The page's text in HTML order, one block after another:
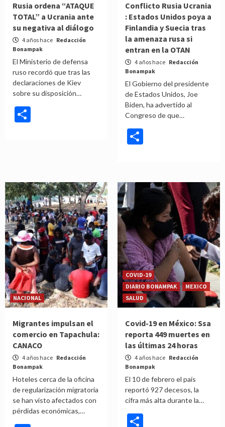
Rusia ordena “ATAQUE
TOTAL” a Ucrania ante
su negativa al diálogo
4 años hace Redacción
Bonampak
El Ministerio de defensa
ruso recordó que tras las
declaraciones de Kiev
sobre su disposición…
Conflicto Rusia Ucrania
: Estados Unidos poya a
Finlandia y Suecia tras
la amenaza rusa si
entran en la OTAN
4 años hace Redacción
Bonampak
El Gobierno del presidente
de Estados Unidos, Joe
Biden, ha advertido al
Congreso de que…
NACIONAL
Migrantes impulsan el
comercio en Tapachula:
CANACO
4 años hace Redacción
Bonampak
Hoteles cerca de la oficina
de regularización migratoria
se han visto afectados con
pérdidas económicas,…
COVID-19
DIARIO BONAMPAK
MEXICO
SALUD
Covid-19 en México: Ssa
reporta 449 muertes en
las últimas 24 horas
4 años hace Redacción
Bonampak
El 10 de febrero el país
reportó 927 decesos, la
cifra más alta durante la…